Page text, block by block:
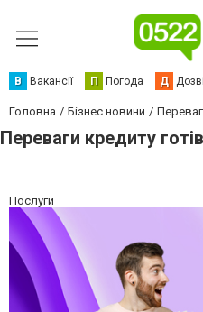
В Вакансії П Погода Д
Головна Бізнес новини
Переваги кредиту
Послуги